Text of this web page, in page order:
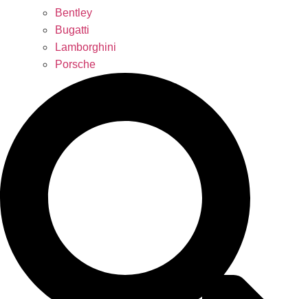
Bentley
Bugatti
Lamborghini
Porsche